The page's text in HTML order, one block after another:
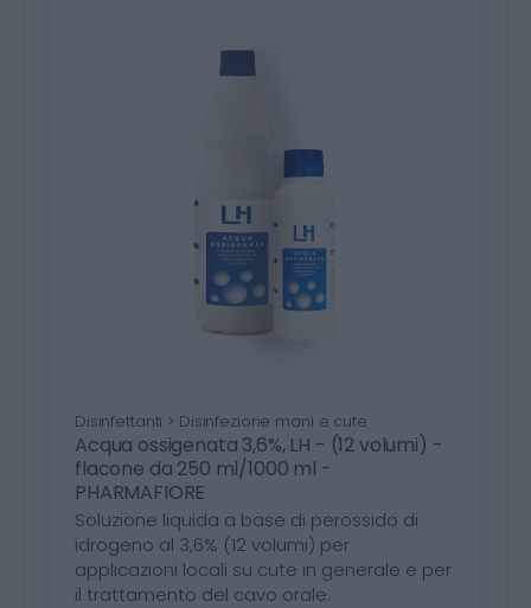
Disinfettanti > Disinfezione mani e cute
Acqua ossigenata 3,6%, LH - (12 volumi) -
flacone da 250 ml/1000 ml -
PHARMAFIORE
Soluzione liquida a base di perossido di
idrogeno al 3,6% (12 volumi) per
applicazioni locali su cute in generale e per
il trattamento del cavo orale.